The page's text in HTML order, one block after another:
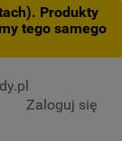
Produkty
tego samego
Zaloguj się